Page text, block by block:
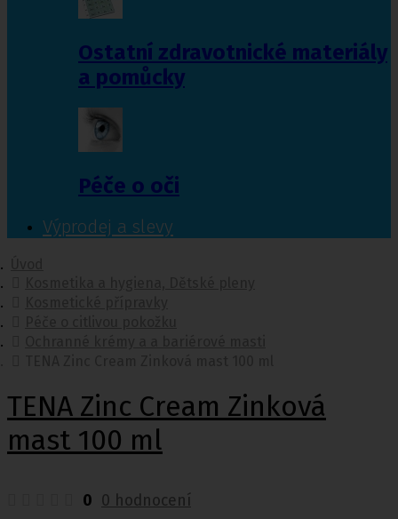
Ostatní zdravotnické materiály
a pomůcky
Péče o oči
Výprodej a slevy
TENA Zinc Cream Zinková
mast 100 ml
0 0 hodnocení